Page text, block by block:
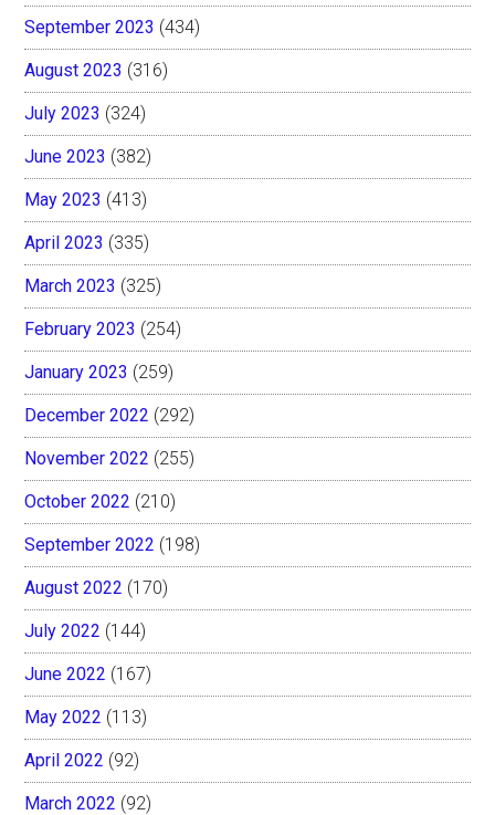
September 2023 (434)
August 2023 (316)
July 2023 (324)
June 2023 (382)
May 2023 (413)
April 2023 (335)
March 2023 (325)
February 2023 (254)
January 2023 (259)
December 2022 (292)
November 2022 (255)
October 2022 (210)
September 2022 (198)
August 2022 (170)
July 2022 (144)
June 2022 (167)
May 2022 (113)
April 2022 (92)
March 2022 (92)